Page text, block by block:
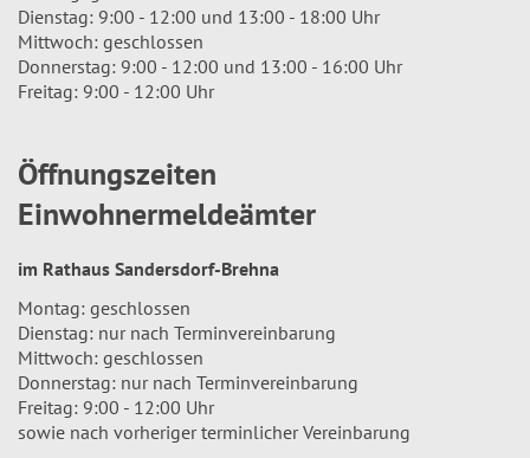
Dienstag: 9:00 - 12:00 und 13:00 - 18:00 Uhr
Mittwoch: geschlossen
Donnerstag: 9:00 - 12:00 und 13:00 - 16:00 Uhr
Freitag: 9:00 - 12:00 Uhr
Öffnungszeiten
Einwohnermeldeämter
im Rathaus Sandersdorf-Brehna
Montag: geschlossen
Dienstag: nur nach Terminvereinbarung
Mittwoch: geschlossen
Donnerstag: nur nach Terminvereinbarung
Freitag: 9:00 - 12:00 Uhr
sowie nach vorheriger terminlicher Vereinbarung